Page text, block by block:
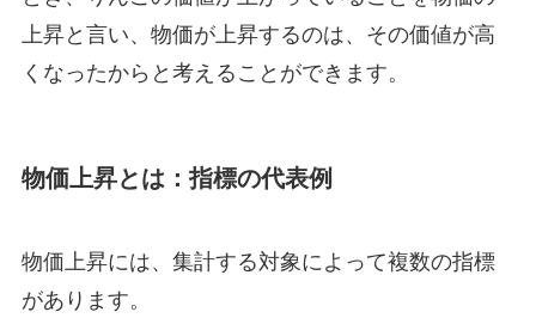
上昇と言い、物価が上昇するのは、その価値が高
くなったからと考えることができます。
物価上昇とは：指標の代表例
物価上昇には、集計する対象によって複数の指標
があります。